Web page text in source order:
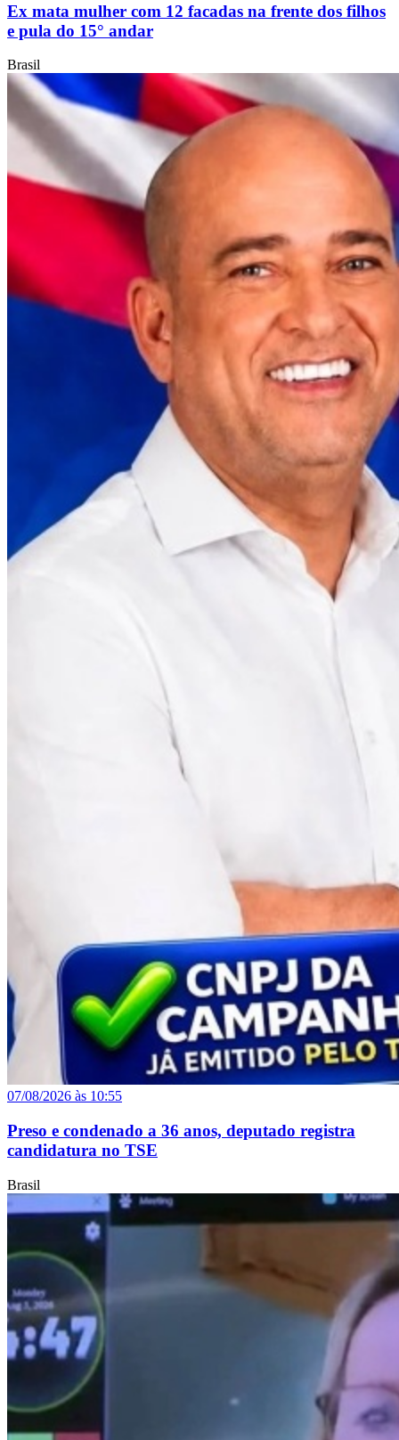
Ex mata mulher com 12 facadas na frente dos filhos
e pula do 15° andar
Brasil
07/08/2026 às 10:55
Preso e condenado a 36 anos, deputado registra
candidatura no TSE
Brasil